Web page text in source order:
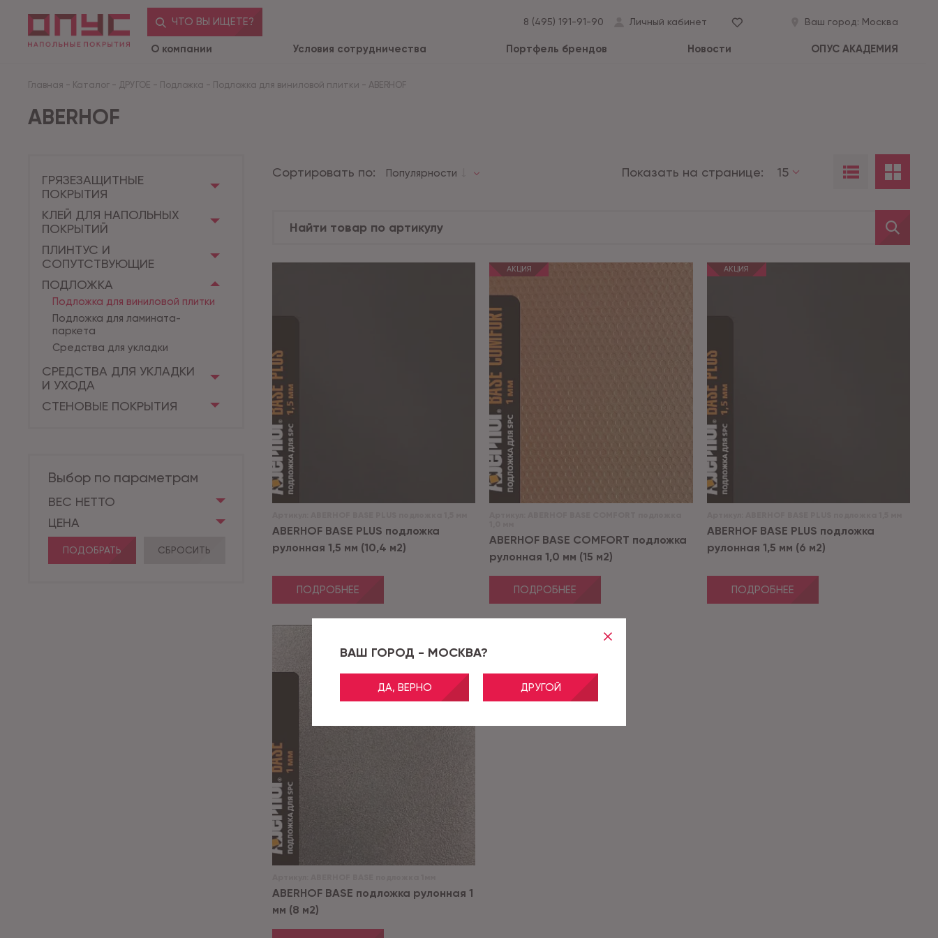
ВАШ ГОРОД - МОСКВА?
ДА, ВЕРНО ДРУГОЙ
ЧТО ВЫ ИЩЕТЕ? 8 (495) 191-91-90 Личный кабинет Ваш город: Москва
О компании Условия сотрудничества Портфель брендов Новости ОПУС АКАДЕМИЯ
Главная - Каталог - ДРУГОЕ - Подложка - Подложка для виниловой плитки - ABERHOF
ABERHOF
ГРЯЗЕЗАЩИТНЫЕ
ПОКРЫТИЯ
КЛЕЙ ДЛЯ НАПОЛЬНЫХ
ПОКРЫТИЙ
ПЛИНТУС И
СОПУТСТВУЮЩИЕ
ПОДЛОЖКА
Подложка для виниловой плитки
Подложка для ламината-
паркета
Средства для укладки
СРЕДСТВА ДЛЯ УКЛАДКИ
И УХОДА
СТЕНОВЫЕ ПОКРЫТИЯ
Выбор по параметрам
ВЕС НЕТТО
ЦЕНА
ПОДОБРАТЬ СБРОСИТЬ
Сортировать по: Популярности Показать на странице: 15
ABERHOF BASE PLUS подложка
рулонная 1,5 мм (10,4 м2)
ПОДРОБНЕЕ
АКЦИЯ
ABERHOF BASE COMFORT подложка
рулонная 1,0 мм (15 м2)
ПОДРОБНЕЕ
АКЦИЯ
ABERHOF BASE PLUS подложка
рулонная 1,5 мм (6 м2)
ПОДРОБНЕЕ
ABERHOF BASE подложка рулонная 1
мм (8 м2)